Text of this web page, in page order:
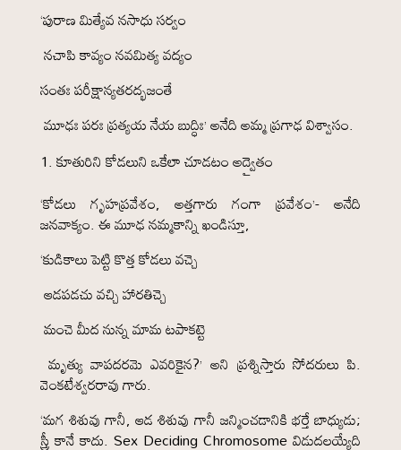
‘పురాణ మిత్యేవ నసాధు సర్వం
నచాపి కావ్యం నవమిత్య వద్యం
సంతః పరీక్షాన్యతరద్భజంతే
మూఢః పరః ప్రత్యయ నేయ బుద్ధిః’ అనేది అమ్మ ప్రగాఢ విశ్వాసం.
కూతురిని కోడలుని ఒకేలా చూడటం అద్వైతం
‘కోడలు గృహప్రవేశం, అత్తగారు గంగా ప్రవేశం’- అనేది
జనవాక్యం. ఈ మూఢ నమ్మకాన్ని ఖండిస్తూ,
‘కుడికాలు పెట్టి కొత్త కోడలు వచ్చె
ఆడపడచు వచ్చి హారతిచ్చె
మంచె మీద నున్న మామ టపాకట్టె
మృత్యు వాపదరమె ఎవరికైన?’ అని ప్రశ్నిస్తారు సోదరులు పి.
వెంకటేశ్వరరావు గారు.
‘మగ శిశువు గానీ, ఆడ శిశువు గానీ జన్మించడానికి భర్తే బాధ్యుడు;
స్త్రీ కానే కాదు. Sex Deciding Chromosome విడుదలయ్యేది